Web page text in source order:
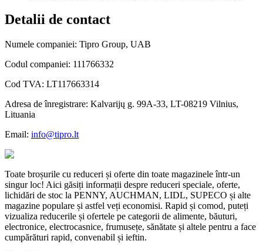
Detalii de contact
Numele companiei: Tipro Group, UAB
Codul companiei: 111766332
Cod TVA: LT117663314
Adresa de înregistrare: Kalvarijų g. 99A-33, LT-08219 Vilnius,
Lituania
Email: info@tipro.lt
Toate broșurile cu reduceri și oferte din toate magazinele într-un
singur loc! Aici găsiți informații despre reduceri speciale, oferte,
lichidări de stoc la PENNY, AUCHMAN, LIDL, SUPECO și alte
magazine populare și astfel veți economisi. Rapid și comod, puteți
vizualiza reducerile și ofertele pe categorii de alimente, băuturi,
electronice, electrocasnice, frumusețe, sănătate și altele pentru a face
cumpărături rapid, convenabil și ieftin.